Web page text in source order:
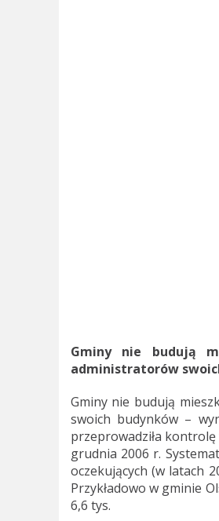
Gminy nie budują
administratorów
Gminy nie budują
swoich budynków –
przeprowadziła kontrolę
grudnia 2006 r.
oczekujących (w latach
Przykładowo w gminie
6,6 tys.